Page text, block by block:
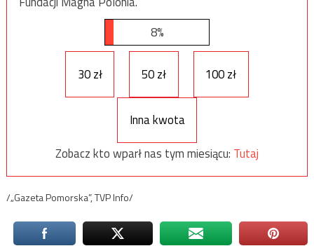
8%
30 zł 50 zł 100 zł
Inna kwota
Zobacz kto wparł nas tym miesiącu: Tutaj
/„Gazeta Pomorska”, TVP Info/